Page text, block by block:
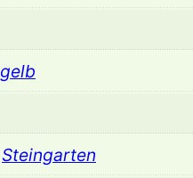
gelb
Steingarten